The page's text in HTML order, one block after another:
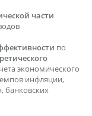
части
по
экономического
инфляции,
банковских